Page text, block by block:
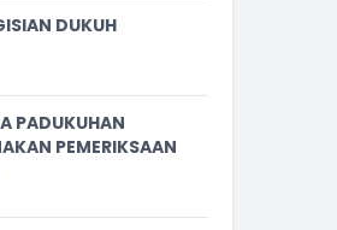
DUKUH
PADUKUHAN
PEMERIKSAAN